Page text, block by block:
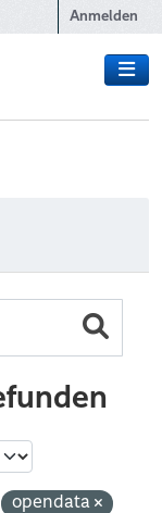
Anmelden
opendata